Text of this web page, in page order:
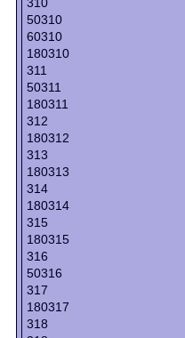
50310
60310
180310
311
50311
180311
312
180312
313
180313
314
180314
315
180315
316
50316
317
180317
318